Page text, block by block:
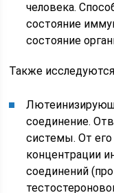
человека.
состояние
состояние
Также
соединение.
системы. От
концентрации
соединений